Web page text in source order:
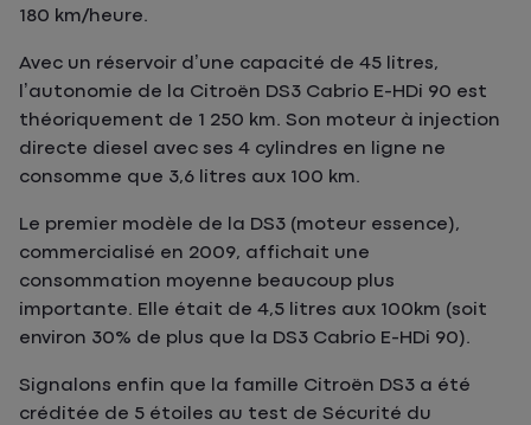
180 km/heure.
Avec un réservoir d’une capacité de 45 litres,
l’autonomie de la Citroën DS3 Cabrio E-HDi 90 est
théoriquement de 1 250 km. Son moteur à injection
directe diesel avec ses 4 cylindres en ligne ne
consomme que 3,6 litres aux 100 km.
Le premier modèle de la DS3 (moteur essence),
commercialisé en 2009, affichait une
consommation moyenne beaucoup plus
importante. Elle était de 4,5 litres aux 100km (soit
environ 30% de plus que la DS3 Cabrio E-HDi 90).
Signalons enfin que la famille Citroën DS3 a été
créditée de 5 étoiles au test de Sécurité du